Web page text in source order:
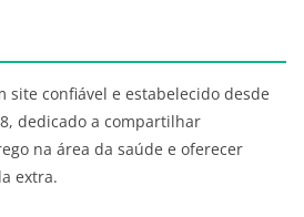
site confiável e estabelecido desde
dedicado a compartilhar
na área da saúde e oferecer
extra.